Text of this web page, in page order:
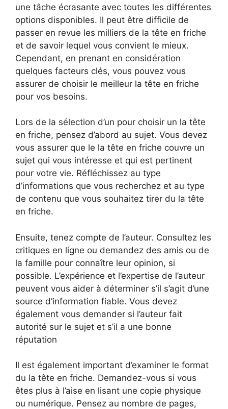
une tâche écrasante avec toutes les différentes
options disponibles. Il peut être difficile de
passer en revue les milliers de la tête en friche
et de savoir lequel vous convient le mieux.
Cependant, en prenant en considération
quelques facteurs clés, vous pouvez vous
assurer de choisir le meilleur la tête en friche
pour vos besoins.
Lors de la sélection d’un pour choisir un la tête
en friche, pensez d’abord au sujet. Vous devez
vous assurer que le la tête en friche couvre un
sujet qui vous intéresse et qui est pertinent
pour votre vie. Réfléchissez au type
d’informations que vous recherchez et au type
de contenu que vous souhaitez tirer du la tête
en friche.
Ensuite, tenez compte de l’auteur. Consultez les
critiques en ligne ou demandez des amis ou de
la famille pour connaître leur opinion, si
possible. L’expérience et l’expertise de l’auteur
peuvent vous aider à déterminer s’il s’agit d’une
source d’information fiable. Vous devez
également vous demander si l’auteur fait
autorité sur le sujet et s’il a une bonne
réputation
Il est également important d’examiner le format
du la tête en friche. Demandez-vous si vous
êtes plus à l’aise en lisant une copie physique
ou numérique. Pensez au nombre de pages,